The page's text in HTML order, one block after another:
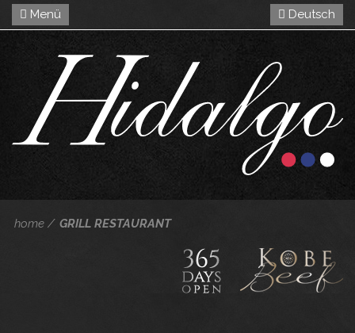
Menü Deutsch
home GRILL RESTAURANT